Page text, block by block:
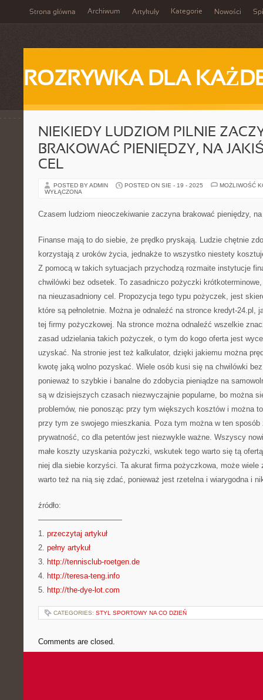
Strona główna Archiwum Artykuły Kategorie Nowości
ROZRYWKA DLA
NIEKIEDY LUDZIOM PILNIE
BRAKOWAĆ PIENIĘDZY, NA
CEL
POSTED BY ADMIN POSTED ON SIE - 19 - 2025
MOŻLIWOŚĆ
WYŁĄCZONA
Czasem ludziom nieoczekiwanie zaczyna brakować pieniędzy,
Finanse mają to do siebie, że prędko pryskają. Ludzie chętnie
korzystają z uroków życia, jednakże to wszystko niestety
Z pomocą w takich sytuacjach przychodzą rozmaite instytucje
chwilówki bez odsetek. To zasadniczo pożyczki
na nieuzasadniony cel. Propozycja tego typu pożyczek, jest
które są pełnoletnie. Można je odnaleźć na stronce kredyt-24.pl,
tej firmy pożyczkowej. Na stronce można odnaleźć wszelkie
zasad udzielania takich pożyczek, o tym do kogo oferta jest
uzyskać. Na stronie jest też kalkulator, dzięki jakiemu można
kwotę jaką wolno pozyskać. Wiele osób kusi się na chwilówki
ponieważ to szybkie i banalne do zdobycia pieniądze na
są w dzisiejszych czasach niezwyczajnie popularne, bo można
problemów, nie ponosząc przy tym większych kosztów i można
przy tym ze swojego mieszkania. Poza tym można w ten sposób
prywatność, co dla petentów jest niezwykle ważne. Wszyscy
małe koszty uzyskania pożyczki, wskutek tego warto się tą
niej dla siebie korzyści. Ta akurat firma pożyczkowa, może wiele
warto też na nią się zdać, ponieważ jest rzetelna i wiarygodna i
źródło:
———————————
1. przeczytaj artykuł
2. pełny artykuł
3. http://tennisclub-roetgen.de
4. http://teresa-teng.info
5. http://the-dye-lot.com
CATEGORIES: STYL SPORTOWY NA CO DZIEŃ
Comments are closed.